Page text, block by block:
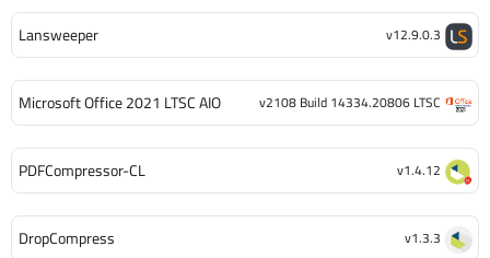
Lansweeper v12.9.0.3
Microsoft Office 2021 LTSC AIO v2108 Build 14334.20806 LTSC
PDFCompressor-CL v1.4.12
DropCompress v1.3.3